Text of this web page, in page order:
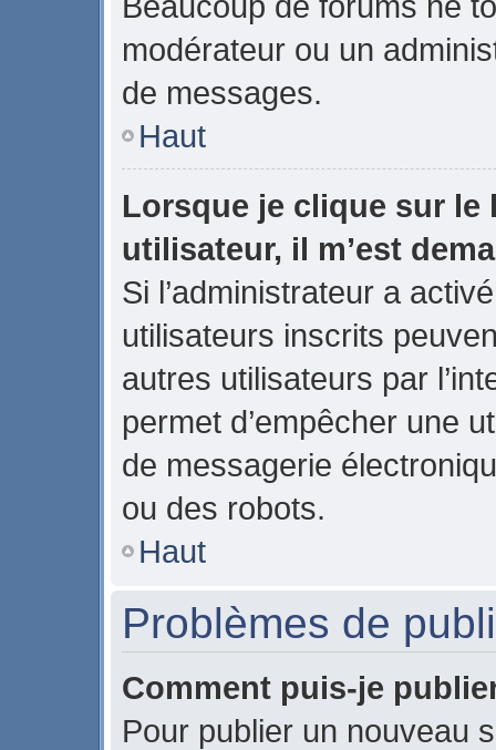
modérateur ou un
de messages.
Haut
Lorsque je clique sur le
utilisateur, il m’est
Si l’administrateur a
utilisateurs inscrits
autres utilisateurs par
permet d’empêcher une
de messagerie
ou des robots.
Haut
Problèmes de
Comment puis-je
Pour publier un nouveau